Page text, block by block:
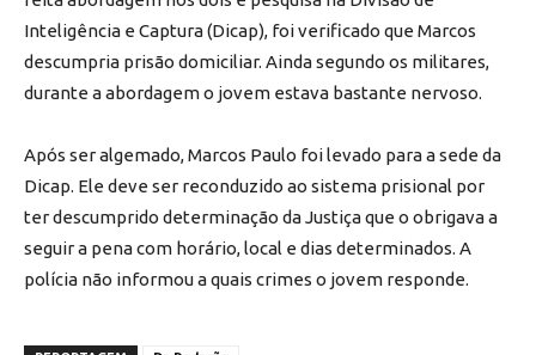
Inteligência e Captura (Dicap), foi verificado que Marcos
descumpria prisão domiciliar. Ainda segundo os militares,
durante a abordagem o jovem estava bastante nervoso.
Após ser algemado, Marcos Paulo foi levado para a sede da
Dicap. Ele deve ser reconduzido ao sistema prisional por
ter descumprido determinação da Justiça que o obrigava a
seguir a pena com horário, local e dias determinados. A
polícia não informou a quais crimes o jovem responde.